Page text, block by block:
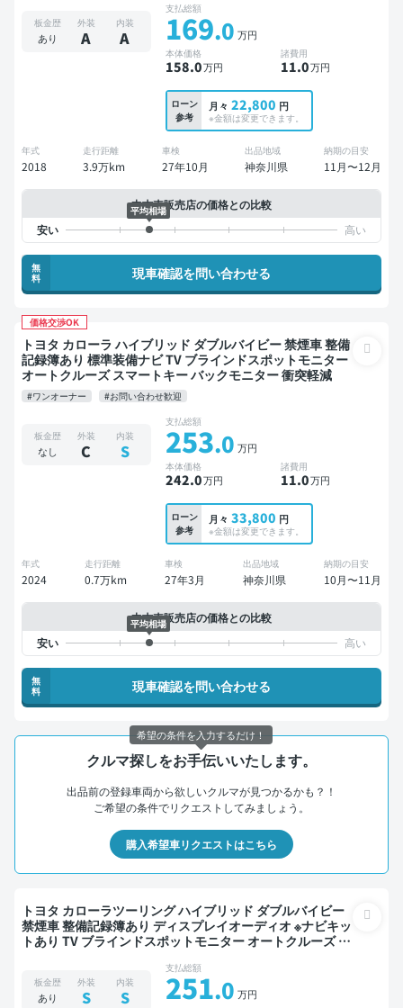
板金歴
あり
外装
A
内装
A
支払総額
169.0 万円
本体価格
158.0万円
諸費用
11.0万円
ローン
参考
月々 22,800 円
※金額は変更できます。
年式
2018
走行距離
3.9万km
車検
27年10月
出品地域
神奈川県
納期の目安
11月〜12月
中古車販売店の価格との比較
平均相場
無
料
現車確認を問い合わせる
価格交渉OK
トヨタ カローラ ハイブリッド ダブルバイビー 禁煙車 整備
記録簿あり 標準装備ナビ TV ブラインドスポットモニター
オートクルーズ スマートキー バックモニター 衝突軽減
#ワンオーナー #お問い合わせ歓迎
板金歴
なし
外装
C
内装
S
支払総額
253.0 万円
本体価格
242.0万円
諸費用
11.0万円
ローン
参考
月々 33,800 円
※金額は変更できます。
年式
2024
走行距離
0.7万km
車検
27年3月
出品地域
神奈川県
納期の目安
10月〜11月
中古車販売店の価格との比較
平均相場
無
料
現車確認を問い合わせる
クルマ探しをお手伝いいたします。
出品前の登録車両から欲しいクルマが見つかるかも？！
ご希望の条件でリクエストしてみましょう。
購入希望車リクエストはこちら
トヨタ カローラツーリング ハイブリッド ダブルバイビー
禁煙車 整備記録簿あり ディスプレイオーディオ ※ナビキッ
トあり TV ブラインドスポットモニター オートクルーズ ス
板金歴
あり
外装
S
内装
S
支払総額
251.0 万円
希望の条件を入力するだけ！